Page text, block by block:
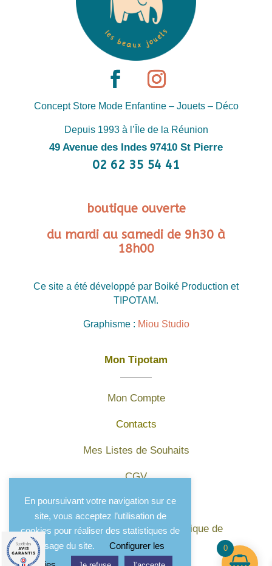
Concept Store Mode Enfantine – Jouets – Déco
Depuis 1993 à l’Île de la Réunion
49 Avenue des Indes 97410 St Pierre
02 62 35 54 41
boutique ouverte
du mardi au samedi de 9h30 à
18h00
Ce site a été développé par Boiké Production et
TIPOTAM.
Graphisme : Miou Studio
Mon Tipotam
Mon Compte
Contacts
Mes Listes de Souhaits
CGV
Mentions légales
Protection des données et politique de
confidentialité
En poursuivant votre navigation sur ce
site, vous acceptez l’utilisation de
cookies pour réaliser des statistiques de
l'usage du site.
Configurer les
0